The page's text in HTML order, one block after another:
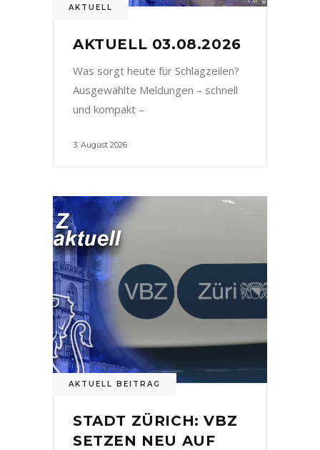
AKTUELL
AKTUELL 03.08.2026
Was sorgt heute für Schlagzeilen?
Ausgewählte Meldungen – schnell
und kompakt –
3. August 2026
AKTUELL BEITRAG
STADT ZÜRICH: VBZ
SETZEN NEU AUF